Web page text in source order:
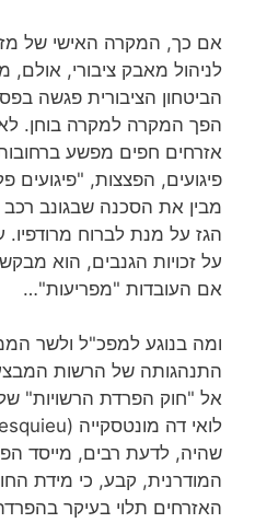
אם כך, המקרה האישי של
לניהול מאבק ציבורי,
הביטחון הציבורית פגשה
הפך המקרה למקרה בוחן.
אזרחים חפים מפשע
פיגועים, הפצצות, "פיגועים
מבין את הסכנה שבגונב
הגז על מנת לברוח מרודפיו.
על זכויות הגנבים, הוא מבקש
אם העובדות "מפריעות"…
ומה בנוגע למפכ"ל ולשר
התנהגותה של הרשות
אל "חוק הפרדת הרשויות"
שהיה, לדעת רבים, מייסד
המודרנית, קבע, כי מידת
האזרחים תלוי בעיקר